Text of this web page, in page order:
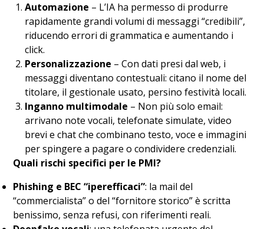
Automazione – L’IA ha permesso di produrre
rapidamente grandi volumi di messaggi “credibili”,
riducendo errori di grammatica e aumentando i
click.
Personalizzazione – Con dati presi dal web, i
messaggi diventano contestuali: citano il nome del
titolare, il gestionale usato, persino festività locali.
Inganno multimodale – Non più solo email:
arrivano note vocali, telefonate simulate, video
brevi e chat che combinano testo, voce e immagini
per spingere a pagare o condividere credenziali.
Quali rischi specifici per le PMI?
Phishing e BEC “iperefficaci”: la mail del
“commercialista” o del “fornitore storico” è scritta
benissimo, senza refusi, con riferimenti reali.